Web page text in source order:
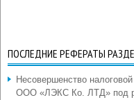
ПОСЛЕДНИЕ РЕФЕРАТЫ
Несовершенство
ООО «ЛЭКС Ко. ЛТД» под